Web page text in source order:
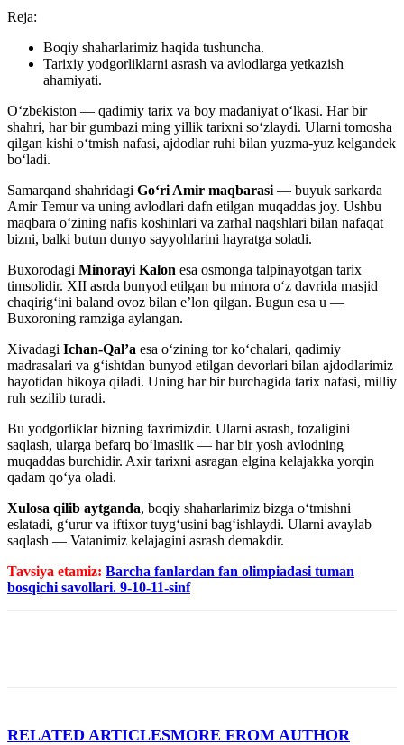
Reja:
Boqiy shaharlarimiz haqida tushuncha.
Tarixiy yodgorliklarni asrash va avlodlarga yetkazish
ahamiyati.
O‘zbekiston — qadimiy tarix va boy madaniyat o‘lkasi. Har bir
shahri, har bir gumbazi ming yillik tarixni so‘zlaydi. Ularni tomosha
qilgan kishi o‘tmish nafasi, ajdodlar ruhi bilan yuzma-yuz kelgandek
bo‘ladi.
Samarqand shahridagi Go‘ri Amir maqbarasi — buyuk sarkarda
Amir Temur va uning avlodlari dafn etilgan muqaddas joy. Ushbu
maqbara o‘zining nafis koshinlari va zarhal naqshlari bilan nafaqat
bizni, balki butun dunyo sayyohlarini hayratga soladi.
Buxorodagi Minorayi Kalon esa osmonga talpinayotgan tarix
timsolidir. XII asrda bunyod etilgan bu minora o‘z davrida masjid
chaqirig‘ini baland ovoz bilan e’lon qilgan. Bugun esa u —
Buxoroning ramziga aylangan.
Xivadagi Ichan-Qal’a esa o‘zining tor ko‘chalari, qadimiy
madrasalari va g‘ishtdan bunyod etilgan devorlari bilan ajdodlarimiz
hayotidan hikoya qiladi. Uning har bir burchagida tarix nafasi, milliy
ruh sezilib turadi.
Bu yodgorliklar bizning faxrimizdir. Ularni asrash, tozaligini
saqlash, ularga befarq bo‘lmaslik — har bir yosh avlodning
muqaddas burchidir. Axir tarixni asragan elgina kelajakka yorqin
qadam qo‘ya oladi.
Xulosa qilib aytganda, boqiy shaharlarimiz bizga o‘tmishni
eslatadi, g‘urur va iftixor tuyg‘usini bag‘ishlaydi. Ularni avaylab
saqlash — Vatanimiz kelajagini asrash demakdir.
Tavsiya etamiz: Barcha fanlardan fan olimpiadasi tuman
bosqichi savollari. 9-10-11-sinf
RELATED ARTICLESMORE FROM AUTHOR